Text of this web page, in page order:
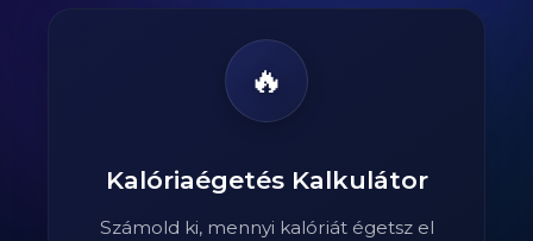
🔥
Kalóriaégetés Kalkulátor
Számold ki, mennyi kalóriát égetsz el